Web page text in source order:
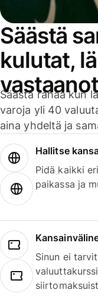
Säästä
kulutat,
Säästä rahaa kun
varoja yli 40
aina yhdeltä ja
Hallitse
Pidä kaikki
paikassa ja
Sinun ei